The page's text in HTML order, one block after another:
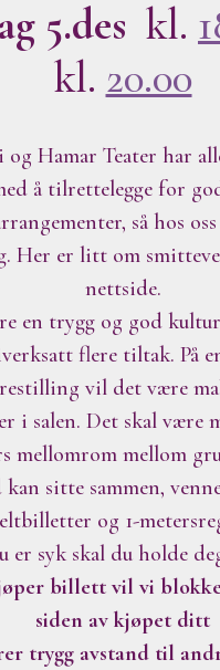
5.des kl.
kl. 20.00
og Hamar Teater har
å tilrettelegge for
så hos
Her er litt om
nettside.
en trygg og god
flere tiltak. På
vil det være
i salen. Det skal være
mellomrom mellom
kan sitte sammen,
og 1-
er syk skal du holde
billett vil vi
siden av kjøpet ditt
trygg avstand til